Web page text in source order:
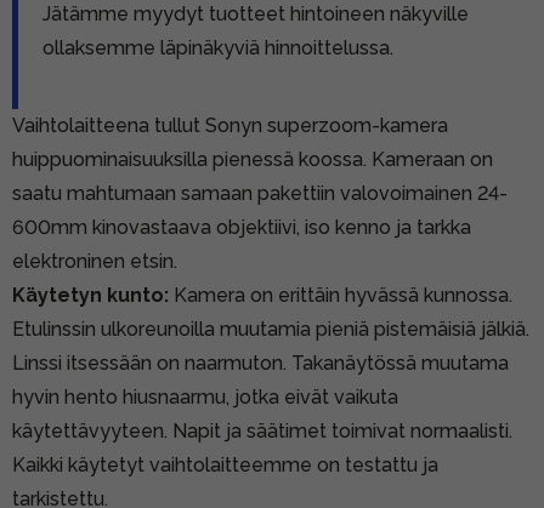
Jätämme myydyt tuotteet hintoineen näkyville
ollaksemme läpinäkyviä hinnoittelussa.
Vaihtolaitteena tullut Sonyn superzoom-kamera
huippuominaisuuksilla pienessä koossa. Kameraan on
saatu mahtumaan samaan pakettiin valovoimainen 24-
600mm kinovastaava objektiivi, iso kenno ja tarkka
elektroninen etsin.
Käytetyn kunto: Kamera on erittäin hyvässä kunnossa.
Etulinssin ulkoreunoilla muutamia pieniä pistemäisiä jälkiä.
Linssi itsessään on naarmuton. Takanäytössä muutama
hyvin hento hiusnaarmu, jotka eivät vaikuta
käytettävyyteen. Napit ja säätimet toimivat normaalisti.
Kaikki käytetyt vaihtolaitteemme on testattu ja
tarkistettu.